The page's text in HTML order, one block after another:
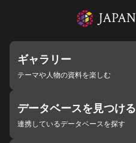
ギャラリー
テーマや人物の資料を楽しむ
データベースを見つける
連携しているデータベースを探す